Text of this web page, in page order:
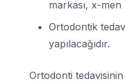
markası, x-men
Ortodontik
yapılacağıdır.
Ortodonti